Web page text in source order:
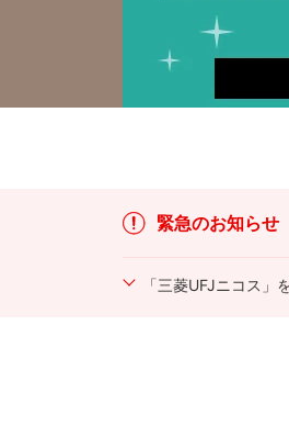
緊急のお知らせ
「三菱UFJニコス